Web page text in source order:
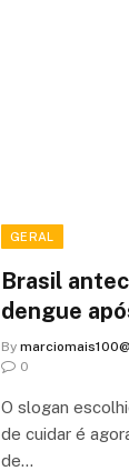
GERAL
Brasil
dengue
By
0
O slogan
de cuidar é
de…